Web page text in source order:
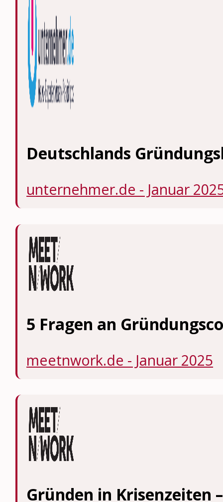
Deutschlands
unternehmer.de - Januar
5 Fragen an
meetnwork.de - Januar 2025
Gründen in Krisenzeiten